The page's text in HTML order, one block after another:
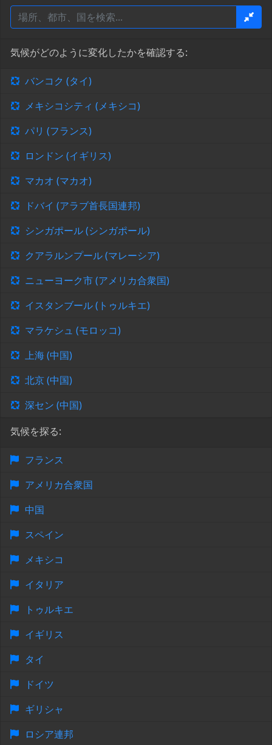
気候がどのように変化したかを確認する:
バンコク (タイ)
メキシコシティ (メキシコ)
パリ (フランス)
ロンドン (イギリス)
マカオ (マカオ)
ドバイ (アラブ首長国連邦)
シンガポール (シンガポール)
クアラルンプール (マレーシア)
ニューヨーク市 (アメリカ合衆国)
イスタンブール (トゥルキエ)
マラケシュ (モロッコ)
上海 (中国)
北京 (中国)
深セン (中国)
気候を探る:
フランス
アメリカ合衆国
中国
スペイン
メキシコ
イタリア
トゥルキエ
イギリス
タイ
ドイツ
ギリシャ
ロシア連邦